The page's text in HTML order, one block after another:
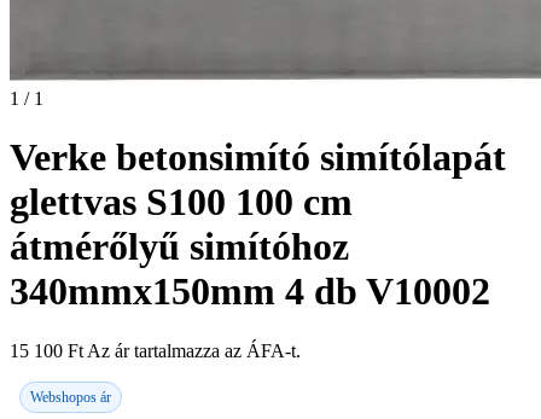
1 / 1
Verke betonsimító simítólapát
glettvas S100 100 cm
átmérőlyű simítóhoz
340mmx150mm 4 db V10002
15 100 Ft Az ár tartalmazza az ÁFA-t.
Webshopos ár